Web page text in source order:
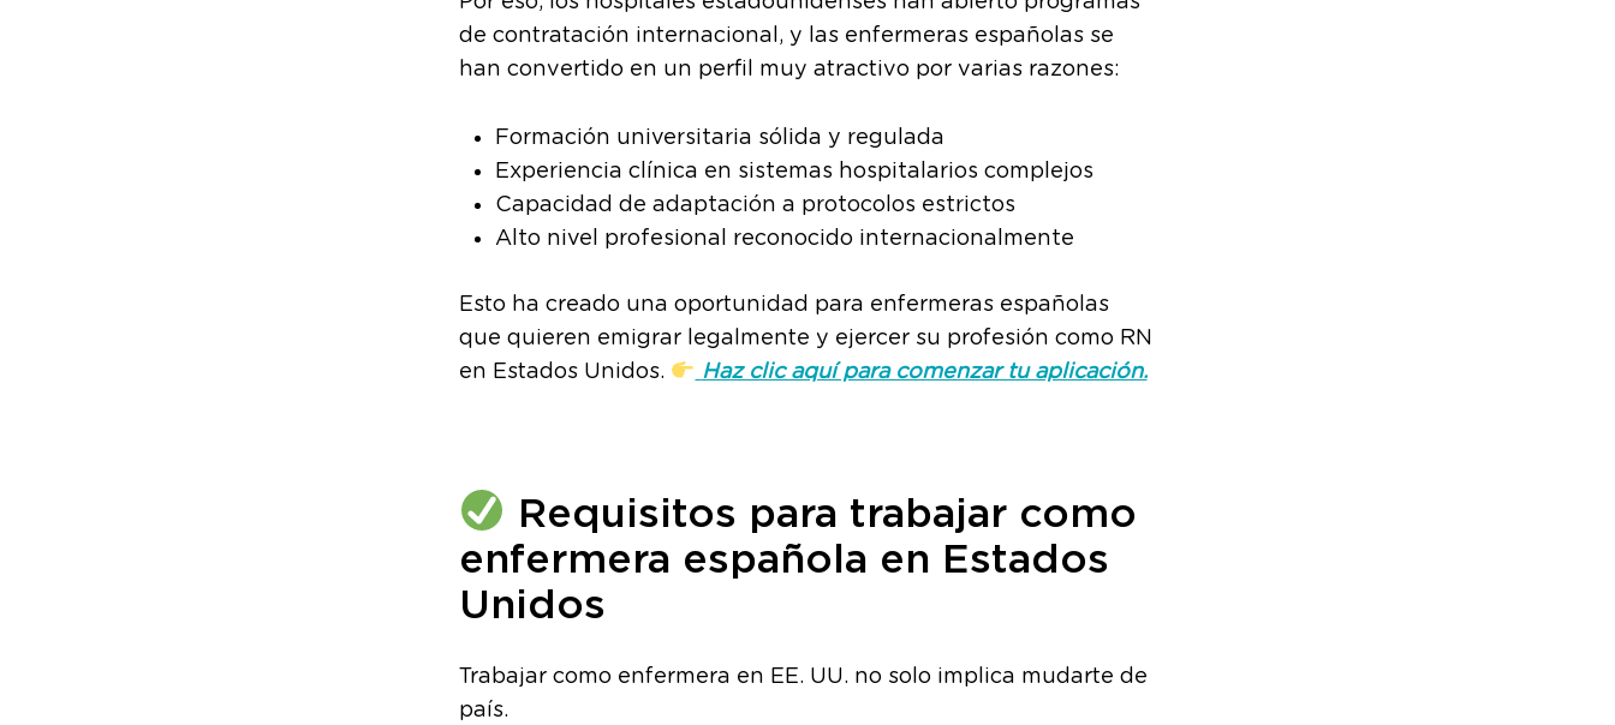
de contratación internacional, y las enfermeras españolas se
han convertido en un perfil muy atractivo por varias razones:
Formación universitaria sólida y regulada
Experiencia clínica en sistemas hospitalarios complejos
Capacidad de adaptación a protocolos estrictos
Alto nivel profesional reconocido internacionalmente
Esto ha creado una oportunidad para enfermeras españolas
que quieren emigrar legalmente y ejercer su profesión como RN
en Estados Unidos.
Haz clic aquí para comenzar tu aplicación.
Requisitos para trabajar como
enfermera española en Estados
Unidos
Trabajar como enfermera en EE. UU. no solo implica mudarte de
país.